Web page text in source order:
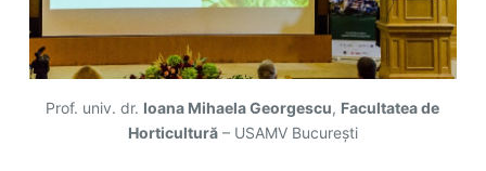
Prof. univ. dr. Ioana Mihaela Georgescu, Facultatea de
Horticultură– USAMV București